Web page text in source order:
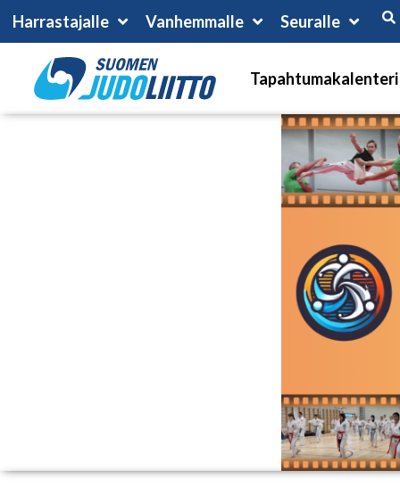
Harrastajalle Vanhemmalle Seuralle
Tapahtumakalenteri